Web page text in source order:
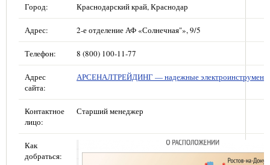
Город: Краснодарский край, Краснодар
Адрес: 2-е отделение АФ «Солнечная"», 9/5
Телефон: 8 (800) 100-11-77
Адрес
сайта:
АРСЕНАЛТРЕЙДИНГ — надежные
Контактное
лицо:
Старший менеджер
Как
добраться: